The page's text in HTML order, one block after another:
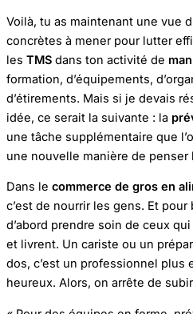
Voilà, tu as maintenant une vue
concrètes à mener pour lutter
les TMS dans ton activité de
formation, d’équipements,
d’étirements. Mais si je devais
idée, ce serait la suivante : la
une tâche supplémentaire que
une nouvelle manière de penser
Dans le commerce de gros en
c’est de nourrir les gens. Et
d’abord prendre soin de ceux
et livrent. Un cariste ou un
dos, c’est un professionnel plus
heureux. Alors, on arrête de